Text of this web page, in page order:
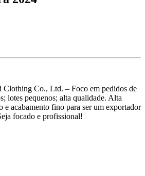
Clothing Co., Ltd. – Foco em pedidos de
lotes pequenos; alta qualidade. Alta
e acabamento fino para ser um exportador
focado e profissional!